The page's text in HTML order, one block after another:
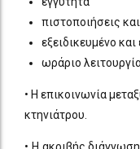
πιστοποιήσεις
εξειδικευμένο
ωράριο
• Η επικοινωνία
κτηνιάτρου.